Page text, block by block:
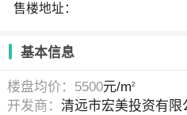
售楼地址：
基本信息
楼盘均价：5500元/m2
开发商： 清远市宏美投资有限